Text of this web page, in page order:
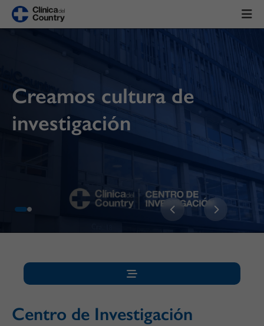
Creamos cultura de
investigación
Centro de Investigación